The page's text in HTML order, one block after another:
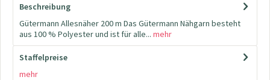
Beschreibung
Gütermann Allesnäher 200 m Das Gütermann Nähgarn besteht
aus 100 % Polyester und ist für alle... mehr
Staffelpreise
mehr